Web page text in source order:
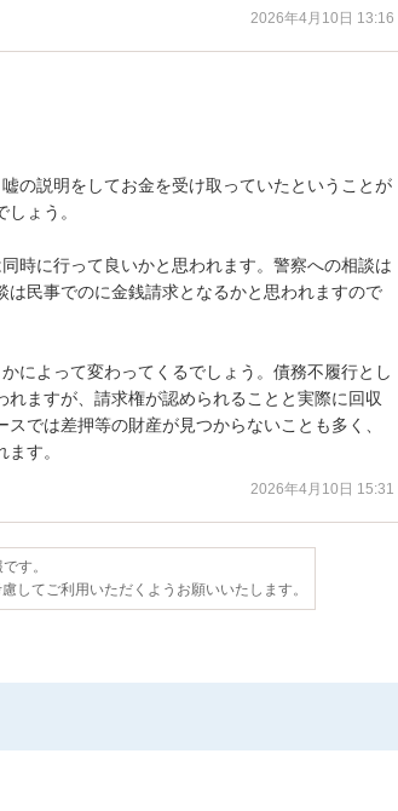
2026年4月10日 13:16
の説明をしてお金を受け取っていたということが
ょう。
時に行って良いかと思われます。警察への相談は
民事でのに金銭請求となるかと思われますので
によって変わってくるでしょう。債務不履行とし
ますが、請求権が認められることと実際に回収
では差押等の財産が見つからないことも多く、
す。
2026年4月10日 15:31
す。
してご利用いただくようお願いいたします。